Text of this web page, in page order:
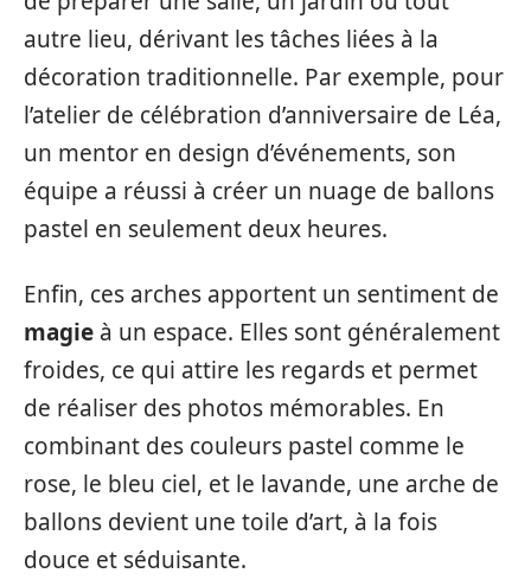
autre lieu, dérivant les tâches liées à la
décoration traditionnelle. Par exemple, pour
l’atelier de célébration d’anniversaire de Léa,
un mentor en design d’événements, son
équipe a réussi à créer un nuage de ballons
pastel en seulement deux heures.
Enfin, ces arches apportent un sentiment de
magie à un espace. Elles sont généralement
froides, ce qui attire les regards et permet
de réaliser des photos mémorables. En
combinant des couleurs pastel comme le
rose, le bleu ciel, et le lavande, une arche de
ballons devient une toile d’art, à la fois
douce et séduisante.